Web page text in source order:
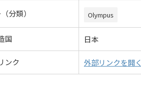
分類） Olympus
国 日本
ンク 外部リンクを開く